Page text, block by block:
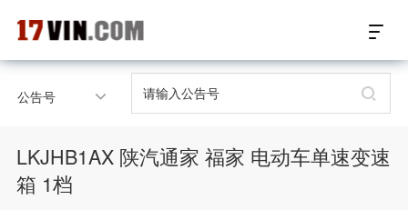
17VIN车架号查询首页
公告号
LKJHB1AX 陕汽通家 福家 电动车单速变速
箱 1档